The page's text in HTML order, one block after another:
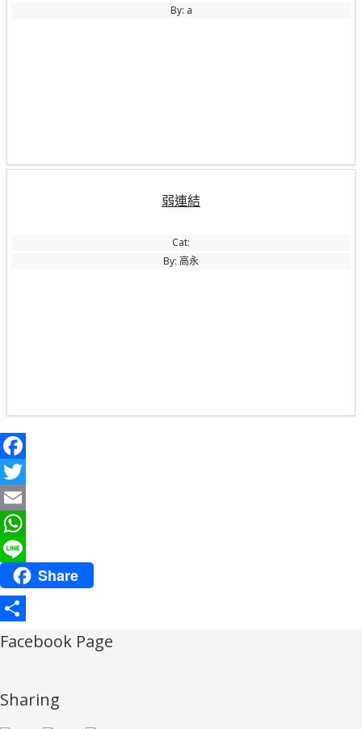
By: a
弱連結
Cat:
By: 高永
Facebook
Twitter
Email
WhatsApp
Line
Share
Share
Facebook Page
Sharing